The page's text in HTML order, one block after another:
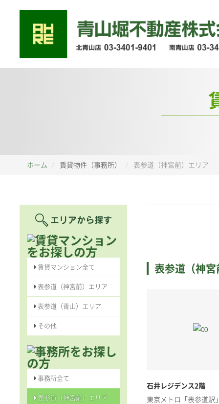
ホーム 賃貸物件（事務所） 表参道（神宮前）エリア
賃貸マンション全て
表参道（神宮前）エリア
表参道（青山）エリア
その他
事務所全て
表参道（神宮前）エリア
表参道（神
石井レジデンス2階
東京メトロ「表参道駅